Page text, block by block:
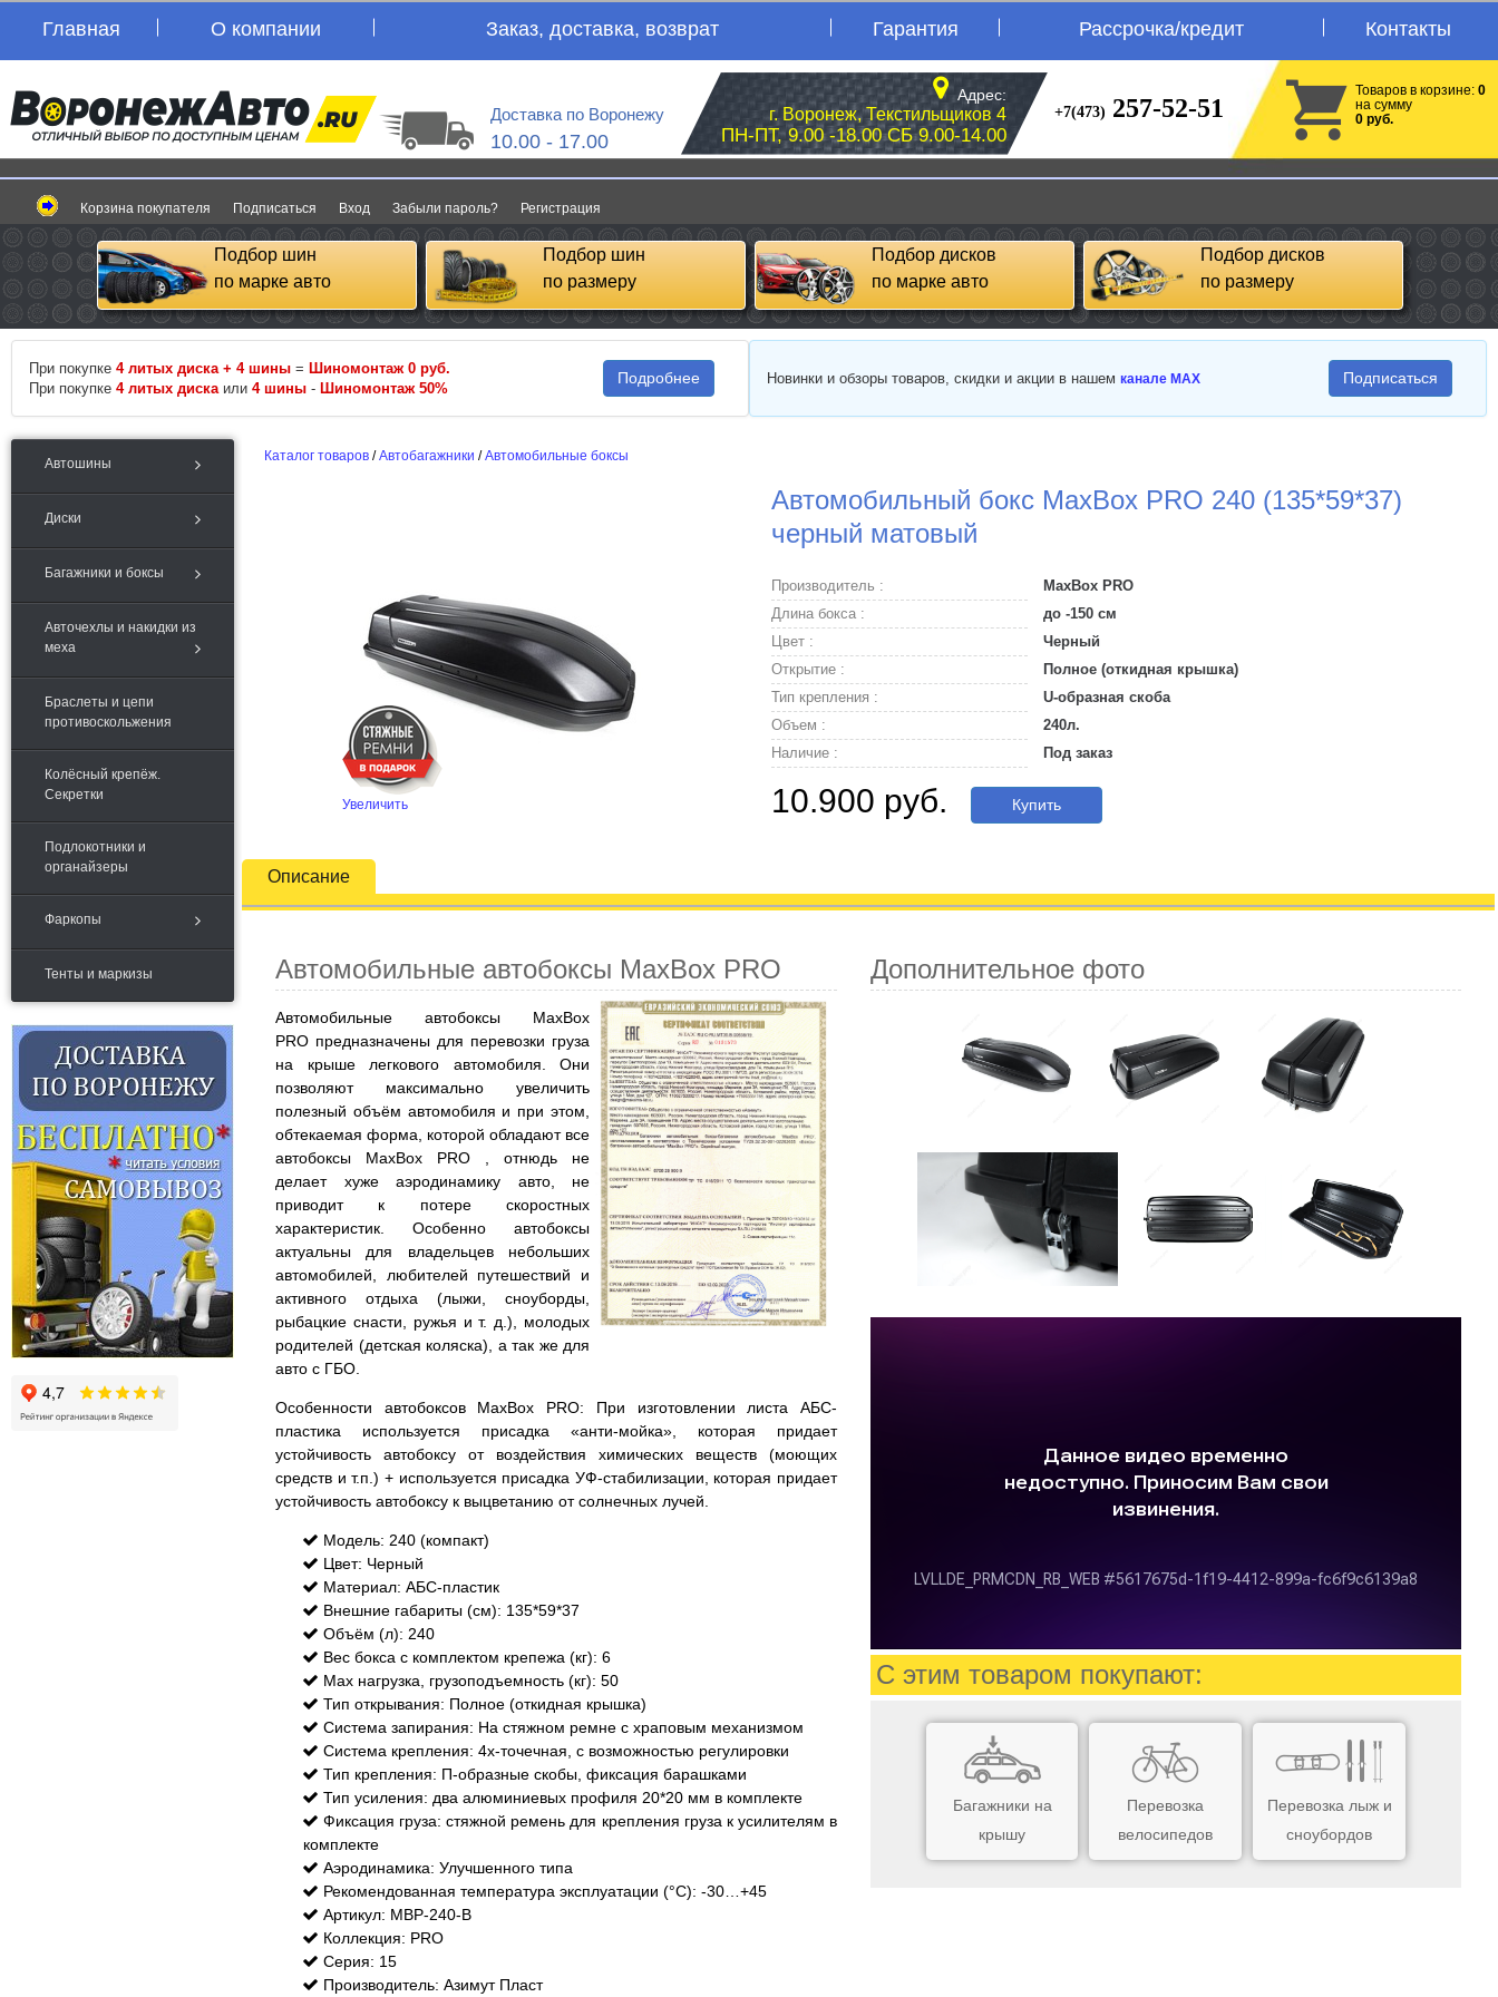
Главная О компании Заказ, доставка, возврат Гарантия Рассрочка/кредит Контакты
Доставка по Воронежу
10.00 - 17.00
Адрес:
г. Воронеж, Текстильщиков 4
ПН-ПТ, 9.00 -18.00 СБ 9.00-14.00
+7(473) 257-52-51
Товаров в корзине: 0
на сумму
0 руб.
Корзина покупателя Подписаться Вход Забыли пароль? Регистрация
Подбор шин
по марке авто
Подбор шин
по размеру
Подбор дисков
по марке авто
Подбор дисков
по размеру
При покупке 4 литых диска + 4 шины = Шиномонтаж 0 руб.
При покупке 4 литых диска или 4 шины - Шиномонтаж 50%
Подробнее Новинки и обзоры товаров, скидки и акции в нашем канале MAX Подписаться
Автошины
Диски
Багажники и боксы
Авточехлы и накидки из
меха
Браслеты и цепи
противоскольжения
Колёсный крепёж.
Секретки
Подлокотники и
органайзеры
Фаркопы
Тенты и маркизы
Каталог товаров /Автобагажники /Автомобильные боксы
Автомобильный бокс MaxBox PRO 240 (135*59*37)
черный матовый
Увеличить
Производитель :
MaxBox PRO
Длина бокса :
до -150 см
Цвет :
Черный
Открытие :
Полное (откидная крышка)
Тип крепления :
U-образная скоба
Объем :
240л.
Наличие :
Под заказ
10.900 руб. Купить
Описание
Автомобильные автобоксы MaxBox PRO
Автомобильные автобоксы MaxBox
PRO предназначены для перевозки груза
на крыше легкового автомобиля. Они
позволяют максимально увеличить
полезный объём автомобиля и при этом,
обтекаемая форма, которой обладают все
автобоксы MaxBox PRO , отнюдь не
делает хуже аэродинамику авто, не
приводит к потере скоростных
характеристик. Особенно автобоксы
актуальны для владельцев небольших
автомобилей, любителей путешествий и
активного отдыха (лыжи, сноуборды,
рыбацкие снасти, ружья и т. д.), молодых
родителей (детская коляска), а так же для
авто с ГБО.
Особенности автобоксов MaxBox PRO: При изготовлении листа АБС-
пластика используется присадка «анти-мойка», которая придает
устойчивость автобоксу от воздействия химических веществ (моющих
средств и т.п.) + используется присадка УФ-стабилизации, которая придает
устойчивость автобоксу к выцветанию от солнечных лучей.
Модель: 240 (компакт)
Цвет: Черный
Материал: АБС-пластик
Внешние габариты (см): 135*59*37
Объём (л): 240
Вес бокса с комплектом крепежа (кг): 6
Max нагрузка, грузоподъемность (кг): 50
Тип открывания: Полное (откидная крышка)
Система запирания: На стяжном ремне с храповым механизмом
Система крепления: 4х-точечная, с возможностью регулировки
Тип крепления: П-образные скобы, фиксация барашками
Тип усиления: два алюминиевых профиля 20*20 мм в комплекте
Фиксация груза: стяжной ремень для крепления груза к усилителям в
комплекте
Аэродинамика: Улучшенного типа
Рекомендованная температура эксплуатации (°С): -30…+45
Артикул: MBP-240-B
Коллекция: PRO
Серия: 15
Производитель: Азимут Пласт
Дополнительное фото
С этим товаром покупают:
Багажники на
крышу
Перевозка
велосипедов
Перевозка лыж и
сноубордов